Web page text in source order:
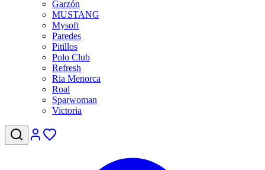
Garzón
MUSTANG
Mysoft
Paredes
Pitillos
Polo Club
Refresh
Ria Menorca
Roal
Sparwoman
Victoria